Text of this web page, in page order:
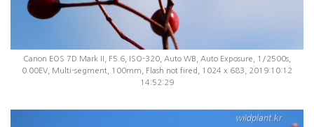
Canon EOS 7D Mark II, F5.6, ISO-320, Auto WB, Auto Exposure, 1/2500s,
0.00EV, Multi-segment, 100mm, Flash not fired, 1024 x 683, 2019:10:12
14:52:29